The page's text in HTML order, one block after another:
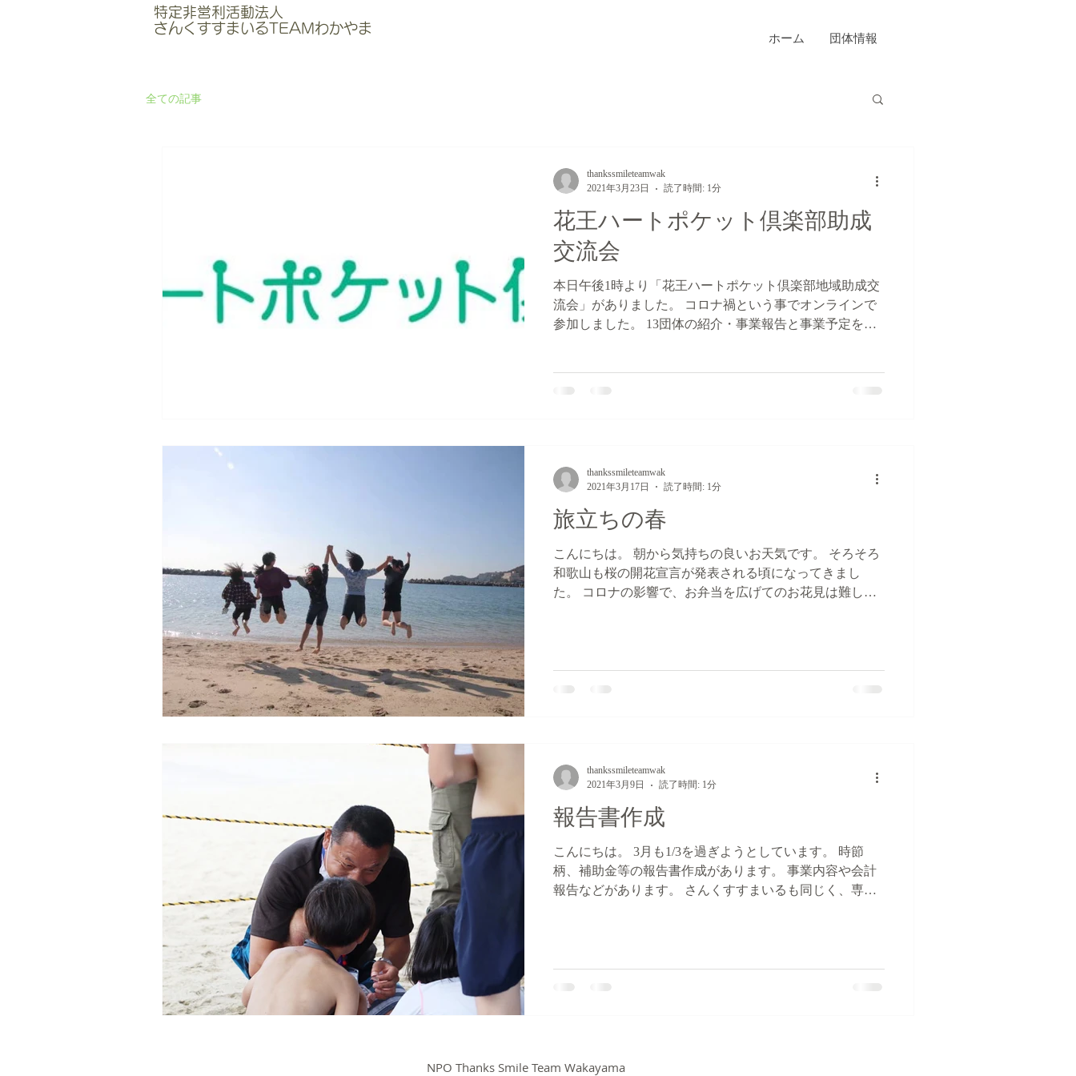
特定非営利活動法人
さんくすすまいるTEAMわかやま
ホーム 団体情報
全ての記事
花王ハートポケット倶楽部助成
交流会
本日午後1時より「花王ハートポケット倶楽部地域助成交
流会」がありました。 コロナ禍という事でオンラインで
参加しました。 13団体の紹介・事業報告と事業予定をお
thankssmileteamwak
2021年3月23日
読了時間: 1分
旅立ちの春
こんにちは。 朝から気持ちの良いお天気です。 そろそろ
和歌山も桜の開花宣言が発表される頃になってきまし
た。 コロナの影響で、お弁当を広げてのお花見は難しい
thankssmileteamwak
2021年3月17日
読了時間: 1分
報告書作成
こんにちは。 3月も1/3を過ぎようとしています。 時節
柄、補助金等の報告書作成があります。 事業内容や会計
報告などがあります。 さんくすすまいるも同じく、専務
thankssmileteamwak
2021年3月9日
読了時間: 1分
NPO Thanks Smile Team Wakayama